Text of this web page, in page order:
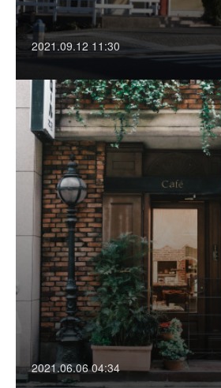
2021.09.12 11:30
2021.06.06 04:34